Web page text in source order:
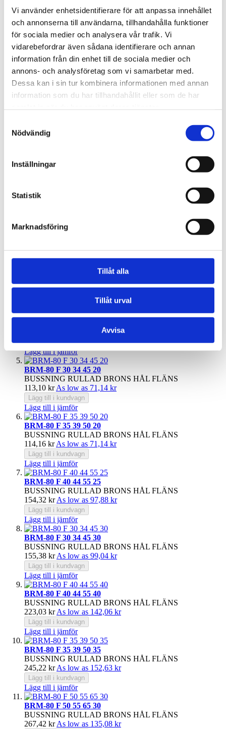
Vi använder enhetsidentifierare för att anpassa innehållet
och annonserna till användarna, tillhandahålla funktioner
för sociala medier och analysera vår trafik. Vi
vidarebefordrar även sådana identifierare och annan
information från din enhet till de sociala medier och
annons- och analysföretag som vi samarbetar med.
Dessa kan i sin tur kombinera informationen med annan
information som du har tillhandahållit eller som de har
Nödvändig
Inställningar
Statistik
Marknadsföring
Tillåt alla
Tillåt urval
Avvisa
BRM-80 F är flänsbussningar helt tillverkade av brons, CuSn8,
ofta kallad ”rullad brons”. Materialet har genomgående smörjhål
är lämpligt för applikationer med god smörjning i smutsiga
miljöer.
Glidlager
BRM-80 F - Rullad brons, hål, fläns
52,85 krAs low as
Lägg till i kundvagn
BRM-80 F 20 23 30 20
BUSSNING RULLAD BRONS HÅL FLÄNS
44,50 kr
Lägg till i kundvagn
BRM-80 F 25 28 35 25
56,55 kr
Lägg till i kundvagn
Lägg till i jämför
BRM-80 F 30 34 45 20
BUSSNING RULLAD BRONS HÅL FLÄNS
113,10 kr As low as 71,14 kr
Lägg till i kundvagn
Lägg till i jämför
BRM-80 F 35 39 50 20
BUSSNING RULLAD BRONS HÅL FLÄNS
114,16 kr As low as 71,14 kr
Lägg till i kundvagn
Lägg till i jämför
BRM-80 F 40 44 55 25
BUSSNING RULLAD BRONS HÅL FLÄNS
154,32 kr As low as 97,88 kr
Lägg till i kundvagn
Lägg till i jämför
BRM-80 F 30 34 45 30
BUSSNING RULLAD BRONS HÅL FLÄNS
155,38 kr As low as 99,04 kr
Lägg till i kundvagn
Lägg till i jämför
BRM-80 F 40 44 55 40
BUSSNING RULLAD BRONS HÅL FLÄNS
223,03 kr As low as 142,06 kr
Lägg till i kundvagn
Lägg till i jämför
BRM-80 F 35 39 50 35
BUSSNING RULLAD BRONS HÅL FLÄNS
245,22 kr As low as 152,63 kr
Lägg till i kundvagn
Lägg till i jämför
BRM-80 F 50 55 65 30
BUSSNING RULLAD BRONS HÅL FLÄNS
267,42 kr As low as 135,08 kr